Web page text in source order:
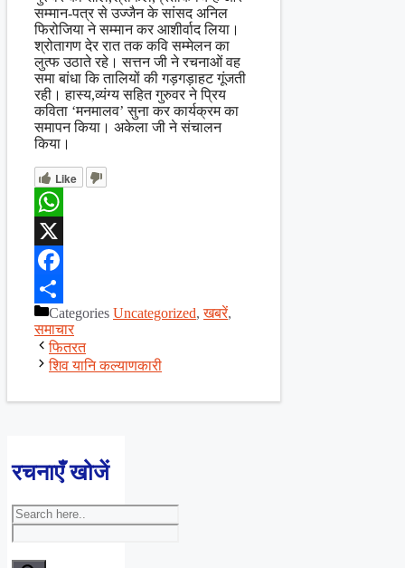
सम्मान-पत्र से उज्जैन के सांसद अनिल
फिरोजिया ने सम्मान कर आशीर्वाद लिया।
श्रोतागण देर रात तक कवि सम्मेलन का
लुत्फ उठाते रहे। सत्तन जी ने रचनाओं वह
समा बांधा कि तालियों की गड़गड़ाहट गूंजती
रही। हास्य,व्यंग्य सहित गुरुवर ने प्रिय
कविता ‘मनमालव’ सुना कर कार्यक्रम का
समापन किया। अकेला जी ने संचालन
किया।
Like
WhatsApp
X
Facebook
ShareCategories Uncategorized,खबरें,
समाचार
फितरत
शिव यानि कल्याणकारी
रचनाएँ खोजें